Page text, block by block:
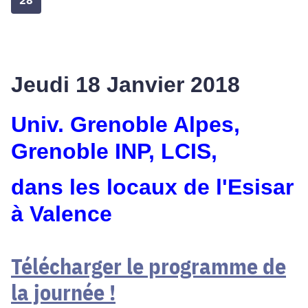
Jeudi 18 Janvier 2018
Univ. Grenoble Alpes,
Grenoble INP, LCIS,
dans les locaux de l'Esisar
à Valence
Télécharger le programme de
la journée !